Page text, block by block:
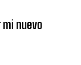
nuevo